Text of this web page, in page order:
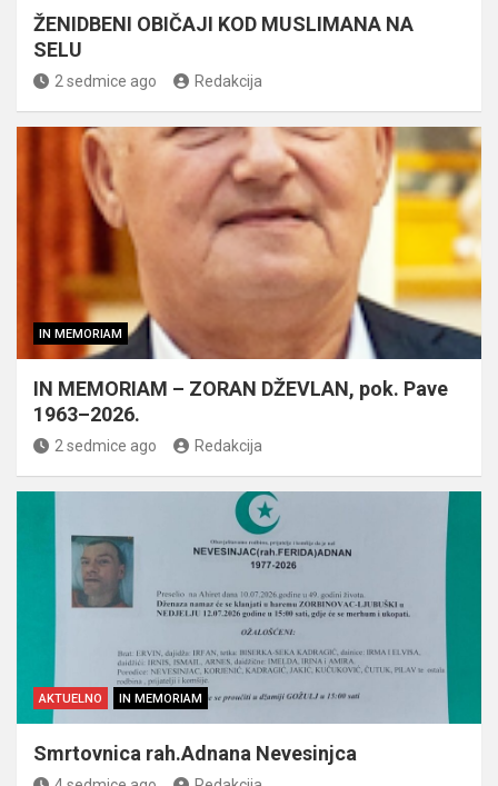
ŽENIDBENI OBIČAJI KOD MUSLIMANA NA
SELU
2 sedmice ago Redakcija
IN MEMORIAM
IN MEMORIAM – ZORAN DŽEVLAN, pok. Pave
1963–2026.
2 sedmice ago Redakcija
AKTUELNO IN MEMORIAM
Smrtovnica rah.Adnana Nevesinjca